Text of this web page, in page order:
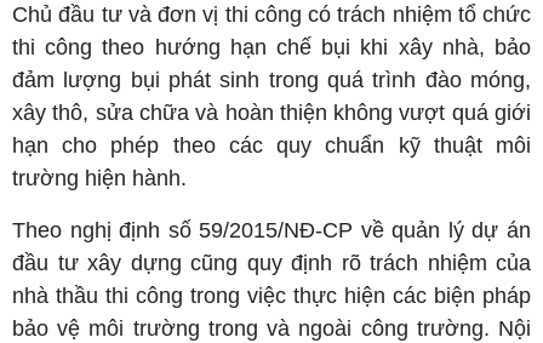
Chủ đầu tư và đơn vị thi công có trách nhiệm tổ chức
thi công theo hướng hạn chế bụi khi xây nhà, bảo
đảm lượng bụi phát sinh trong quá trình đào móng,
xây thô, sửa chữa và hoàn thiện không vượt quá giới
hạn cho phép theo các quy chuẩn kỹ thuật môi
trường hiện hành.
Theo nghị định số 59/2015/NĐ-CP về quản lý dự án
đầu tư xây dựng cũng quy định rõ trách nhiệm của
nhà thầu thi công trong việc thực hiện các biện pháp
bảo vệ môi trường trong và ngoài công trường. Nội